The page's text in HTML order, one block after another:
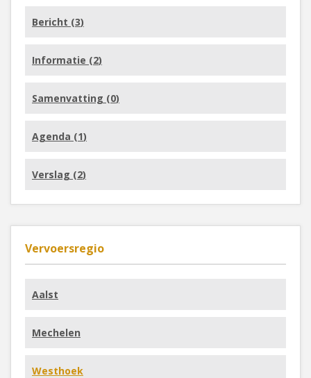
Bericht (3)
Informatie (2)
Samenvatting (0)
Agenda (1)
Verslag (2)
Vervoersregio
Aalst
Mechelen
Westhoek